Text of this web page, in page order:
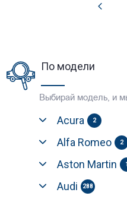
По модели
Выбирай модель, и
Acura 2
Alfa Romeo 2
Aston Martin 1
Audi 288